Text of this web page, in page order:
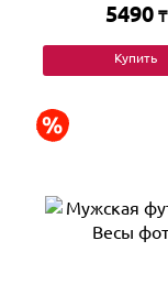
5490 ₸
Купить